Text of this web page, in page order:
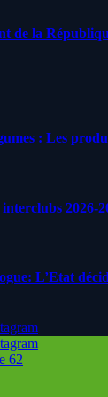
de la
: Les
2026-
L’Etat